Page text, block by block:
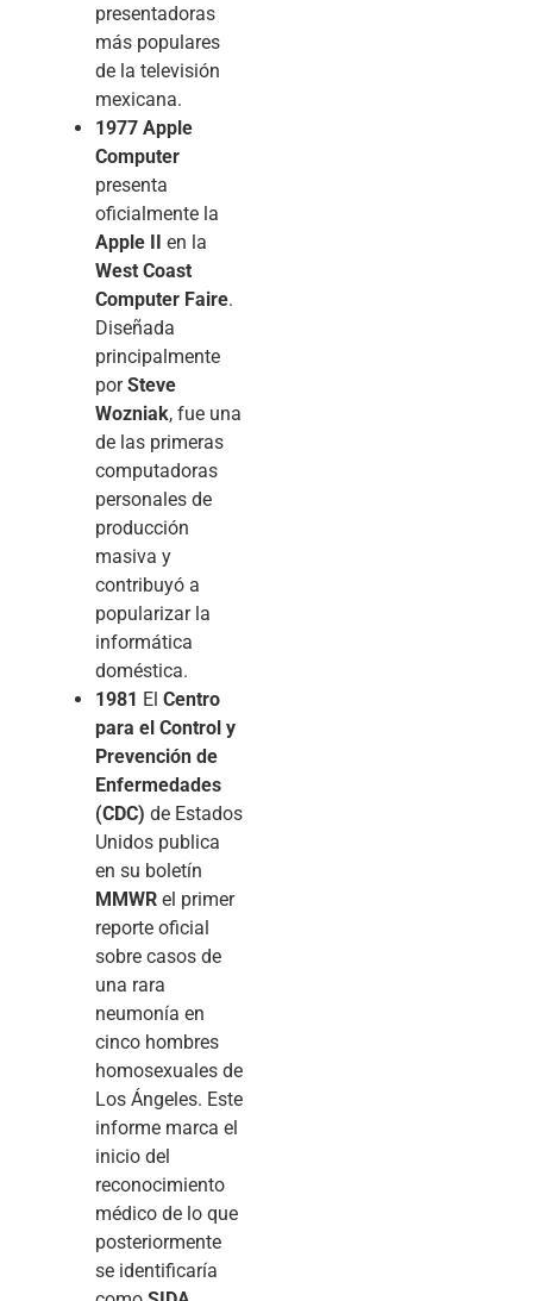
presentadoras
más populares
de la televisión
mexicana.
1977 Apple
Computer
presenta
oficialmente la
Apple II en la
West Coast
Computer Faire.
Diseñada
principalmente
porSteve
Wozniak, fue una
de las primeras
computadoras
personales de
producción
masiva y
contribuyó a
popularizar la
informática
doméstica.
1981 El Centro
para el Control y
Prevención de
Enfermedades
(CDC) de Estados
Unidos publica
en su boletín
MMWR el primer
reporte oficial
sobre casos de
una rara
neumonía en
cinco hombres
homosexuales de
Los Ángeles. Este
informe marca el
inicio del
reconocimiento
médico de lo que
posteriormente
se identificaría